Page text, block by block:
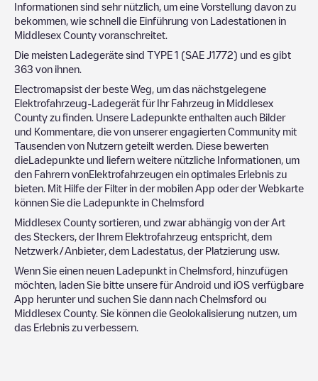
Informationen sind sehr nützlich, um eine Vorstellung davon zu
bekommen, wie schnell die Einführung von Ladestationen in
Middlesex County voranschreitet.
Die meisten Ladegeräte sind TYPE 1 (SAE J1772) und es gibt
363 von ihnen.
Electromapsist der beste Weg, um das nächstgelegene
Elektrofahrzeug-Ladegerät für Ihr Fahrzeug in Middlesex
County zu finden. Unsere Ladepunkte enthalten auch Bilder
und Kommentare, die von unserer engagierten Community mit
Tausenden von Nutzern geteilt werden. Diese bewerten
dieLadepunkte und liefern weitere nützliche Informationen, um
den Fahrern vonElektrofahrzeugen ein optimales Erlebnis zu
bieten. Mit Hilfe der Filter in der mobilen App oder der Webkarte
können Sie die Ladepunkte in Chelmsford
Middlesex County sortieren, und zwar abhängig von der Art
des Steckers, der Ihrem Elektrofahrzeug entspricht, dem
Netzwerk/Anbieter, dem Ladestatus, der Platzierung usw.
Wenn Sie einen neuen Ladepunkt in Chelmsford , hinzufügen
möchten, laden Sie bitte unsere für Android und iOS verfügbare
App herunter und suchen Sie dann nach Chelmsford ou
Middlesex County. Sie können die Geolokalisierung nutzen, um
das Erlebnis zu verbessern.